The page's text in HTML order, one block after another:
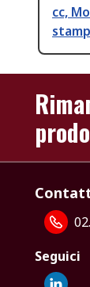
cc,
Seguici